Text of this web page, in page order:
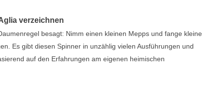
verzeichnen
besagt: Nimm einen kleinen Mepps und fange kleine
Es gibt diesen Spinner in unzählig vielen Ausführungen und
auf den Erfahrungen am eigenen heimischen